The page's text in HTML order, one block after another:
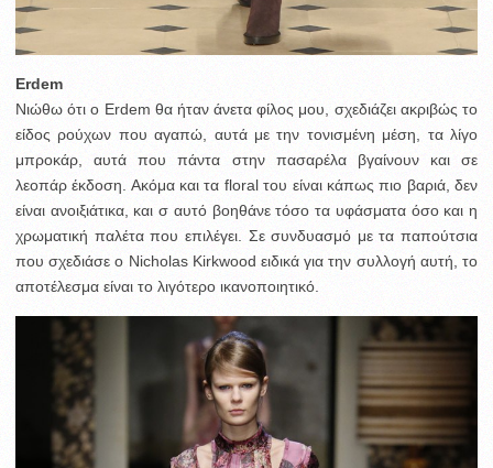
Erdem
Nιώθω ότι ο Erdem θα ήταν άνετα φίλος μου, σχεδιάζει ακριβώς το
είδος ρούχων που αγαπώ, αυτά με την τονισμένη μέση, τα λίγο
μπροκάρ, αυτά που πάντα στην πασαρέλα βγαίνουν και σε
λεοπάρ έκδοση. Ακόμα και τα floral του είναι κάπως πιο βαριά, δεν
είναι ανοιξιάτικα, και σ αυτό βοηθάνε τόσο τα υφάσματα όσο και η
χρωματική παλέτα που επιλέγει. Σε συνδυασμό με τα παπούτσια
που σχεδιάσε ο Nicholas Kirkwood ειδικά για την συλλογή αυτή, το
αποτέλεσμα είναι το λιγότερο ικανοποιητικό.